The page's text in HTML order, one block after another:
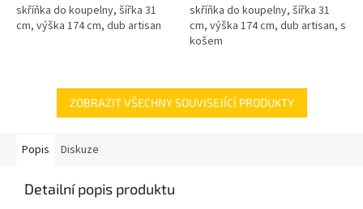
skříňka do koupelny, šířka 31
cm, výška 174 cm, dub artisan
skříňka do koupelny, šířka 31
cm, výška 174 cm, dub artisan, s
košem
ZOBRAZIT VŠECHNY SOUVISEJÍCÍ PRODUKTY
Popis Diskuze
Detailní popis produktu